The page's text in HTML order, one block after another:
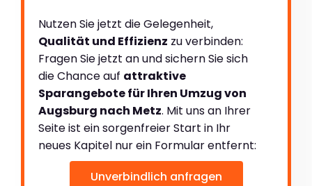
Nutzen Sie jetzt die Gelegenheit,
Qualität und Effizienz zu verbinden:
Fragen Sie jetzt an und sichern Sie sich
die Chance auf attraktive
Sparangebote für Ihren Umzug von
Augsburg nach Metz. Mit uns an Ihrer
Seite ist ein sorgenfreier Start in Ihr
neues Kapitel nur ein Formular entfernt:
Unverbindlich anfragen